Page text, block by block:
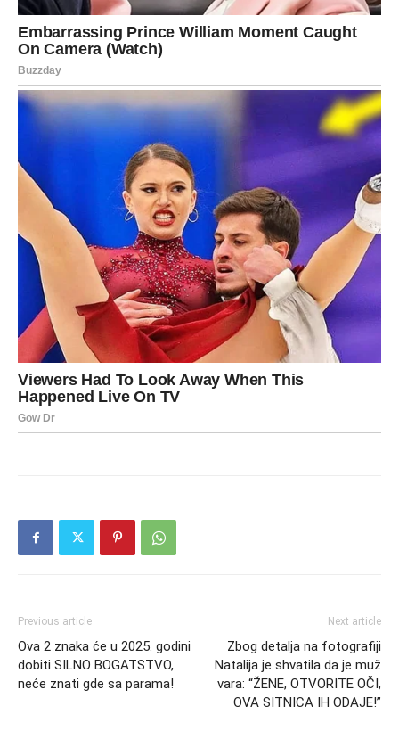
Previous article
Ova 2 znaka će u 2025. godini
dobiti SILNO BOGATSTVO,
neće znati gde sa parama!
Next article
Zbog detalja na fotografiji
Natalija je shvatila da je muž
vara: “ŽENE, OTVORITE OČI,
OVA SITNICA IH ODAJE!”